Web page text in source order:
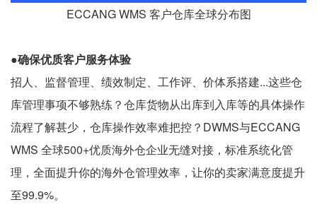
ECCANG WMS 客户仓库全球分布图
●确保优质客户服务体验
招人、监督管理、绩效制定、工作评、价体系搭建...这些仓
库管理事项不够熟练？仓库货物从出库到入库等的具体操作
流程了解甚少，仓库操作效率难把控？DWMS与ECCANG
WMS 全球500+优质海外仓企业无缝对接，标准系统化管
理，全面提升你的海外仓管理效率，让你的卖家满意度提升
至99.9%。